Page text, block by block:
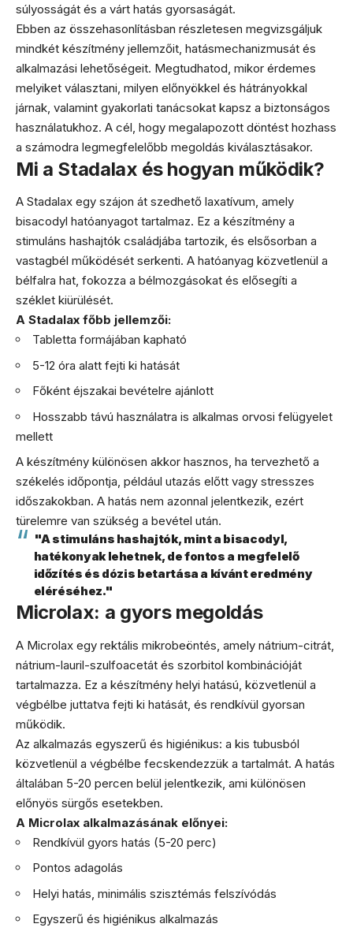
súlyosságát és a várt hatás gyorsaságát.
Ebben az összehasonlításban részletesen megvizsgáljuk
mindkét készítmény jellemzőit, hatásmechanizmusát és
alkalmazási lehetőségeit. Megtudhatod, mikor érdemes
melyiket választani, milyen előnyökkel és hátrányokkal
járnak, valamint gyakorlati tanácsokat kapsz a biztonságos
használatukhoz. A cél, hogy megalapozott döntést hozhass
a számodra legmegfelelőbb megoldás kiválasztásakor.
Mi a Stadalax és hogyan működik?
A Stadalax egy szájon át szedhető laxatívum, amely
bisacodyl hatóanyagot tartalmaz. Ez a készítmény a
stimuláns hashajtók családjába tartozik, és elsősorban a
vastagbél működését serkenti. A hatóanyag közvetlenül a
bélfalra hat, fokozza a bélmozgásokat és elősegíti a
széklet kiürülését.
A Stadalax főbb jellemzői:
Tabletta formájában kapható
5-12 óra alatt fejti ki hatását
Főként éjszakai bevételre ajánlott
Hosszabb távú használatra is alkalmas orvosi felügyelet
mellett
A készítmény különösen akkor hasznos, ha tervezhető a
székelés időpontja, például utazás előtt vagy stresszes
időszakokban. A hatás nem azonnal jelentkezik, ezért
türelemre van szükség a bevétel után.
"A stimuláns hashajtók, mint a bisacodyl,
hatékonyak lehetnek, de fontos a megfelelő
időzítés és dózis betartása a kívánt eredmény
eléréséhez."
Microlax: a gyors megoldás
A Microlax egy rektális mikrobeöntés, amely nátrium-citrát,
nátrium-lauril-szulfoacetát és szorbitol kombinációját
tartalmazza. Ez a készítmény helyi hatású, közvetlenül a
végbélbe juttatva fejti ki hatását, és rendkívül gyorsan
működik.
Az alkalmazás egyszerű és higiénikus: a kis tubusból
közvetlenül a végbélbe fecskendezzük a tartalmát. A hatás
általában 5-20 percen belül jelentkezik, ami különösen
előnyös sürgős esetekben.
A Microlax alkalmazásának előnyei:
Rendkívül gyors hatás (5-20 perc)
Pontos adagolás
Helyi hatás, minimális szisztémás felszívódás
Egyszerű és higiénikus alkalmazás